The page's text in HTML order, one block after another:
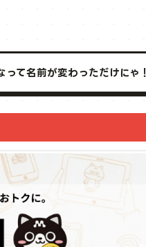
て名前が変わっただけにゃ！